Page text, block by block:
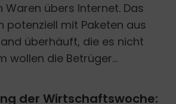
Waren übers Internet. Das
potenziell mit Paketen aus
überhäuft, die es nicht
wollen die Betrüger...
der Wirtschaftswoche: